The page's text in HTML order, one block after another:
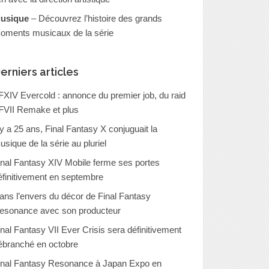
– Découvrez l’histoire des grands
musicaux de la série
articles
Evercold : annonce du premier job, du raid
Remake et plus
a 25 ans, Final Fantasy X conjuguait la
de la série au pluriel
Fantasy XIV Mobile ferme ses portes
en septembre
l’envers du décor de Final Fantasy
avec son producteur
Fantasy VII Ever Crisis sera définitivement
en octobre
Fantasy Resonance à Japan Expo en